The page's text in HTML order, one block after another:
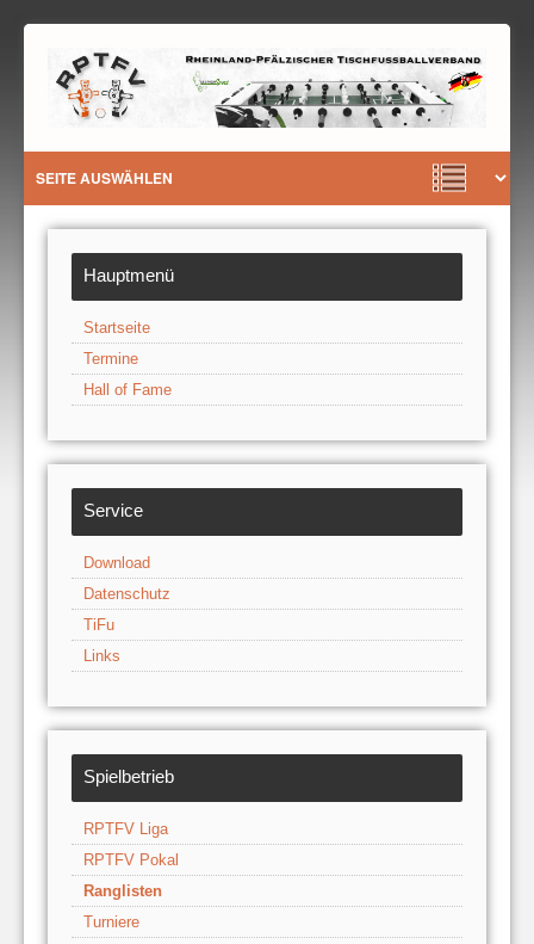
Hauptmenü
Startseite
Termine
Hall of Fame
Service
Download
Datenschutz
TiFu
Links
Spielbetrieb
RPTFV Liga
RPTFV Pokal
Ranglisten
Turniere